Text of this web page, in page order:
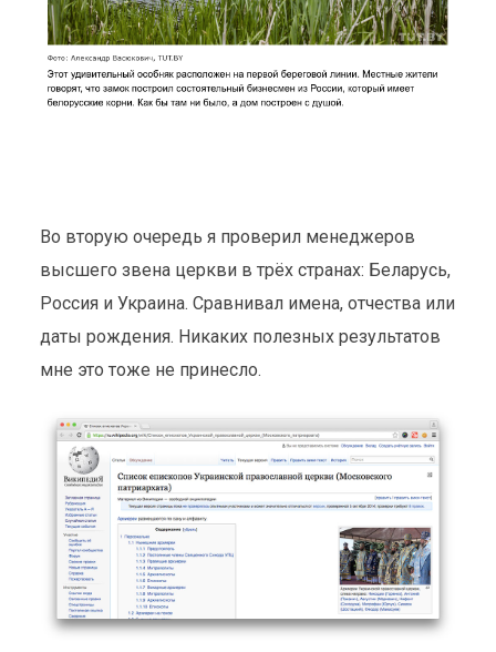
Во вторую очередь я проверил менеджеров
высшего звена церкви в трёх странах: Беларусь,
Россия и Украина. Сравнивал имена, отчества или
даты рождения. Никаких полезных результатов
мне это тоже не принесло.